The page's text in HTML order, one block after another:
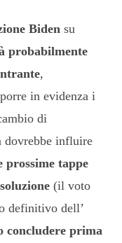
Biden su
probabilmente
,
in evidenza i
di
dovrebbe influire
prossime tappe
(il voto
definitivo dell’
concludere prima